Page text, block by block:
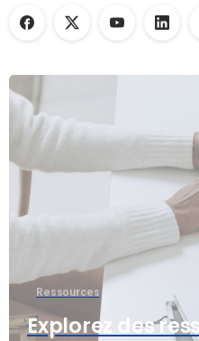
Ressources
Explorez des